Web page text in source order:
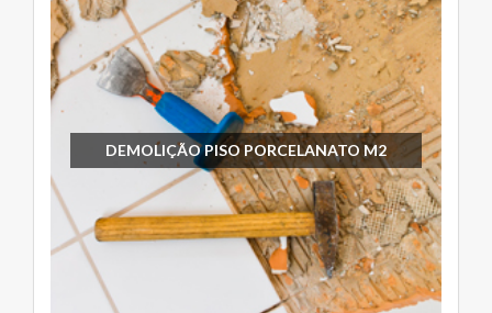
DEMOLIÇÃO PISO PORCELANATO M2